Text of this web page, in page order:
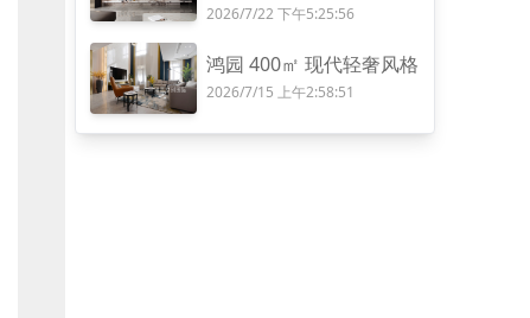
2026/7/22 下午5:25:56
鸿园 400㎡ 现代轻奢风格
2026/7/15 上午2:58:51